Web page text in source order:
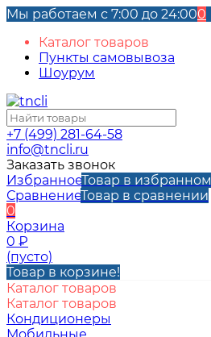
Мы работаем с 7:00 до 24:000
Каталог товаров
Пункты самовывоза
Шоурум
+7 (499) 281-64-58
info@tncli.ru
Заказать звонок
ИзбранноеТовар в избранном
СравнениеТовар в сравнении
0
Корзина
0 ₽
(пусто)
Товар в корзине!
Каталог товаров
Каталог товаров
Кондиционеры